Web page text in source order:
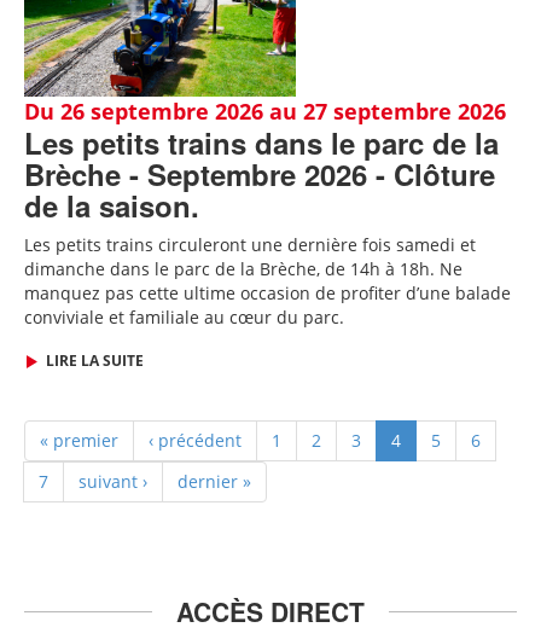
Du 26 septembre 2026 au 27 septembre 2026
Les petits trains dans le parc de la
Brèche - Septembre 2026 - Clôture
de la saison.
Les petits trains circuleront une dernière fois samedi et
dimanche dans le parc de la Brèche, de 14h à 18h. Ne
manquez pas cette ultime occasion de profiter d’une balade
conviviale et familiale au cœur du parc.
LIRE LA SUITE
« premier ‹ précédent 1 2 3 4 5
6
7
suivant › dernier »
ACCÈS DIRECT